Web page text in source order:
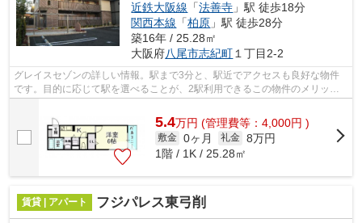
近鉄大阪線 「法善寺 」駅 徒歩18分
関西本線 「柏原 」駅 徒歩28分
築16年 / 25.28㎡
大阪府八尾市志紀町 １丁目2-2
グレイスセゾンの詳しい情報。駅まで3分と、駅近でアクセスも良好な物件
です。目的に応じて駅を選べることが、2駅利用できるこの物件のメリット
5.4万円 (管理費等：4,000円 )
敷金 0ヶ月 礼金 8万円
1階 / 1K / 25.28㎡
賃貸 | アパート フジパレス東弓削